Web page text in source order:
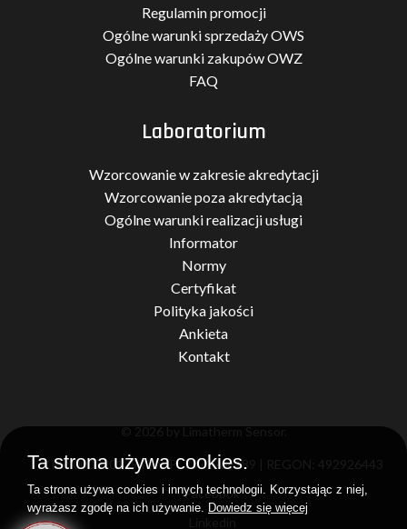
Regulamin promocji
Ogólne warunki sprzedaży OWS
Ogólne warunki zakupów OWZ
FAQ
Laboratorium
Wzorcowanie w zakresie akredytacji
Wzorcowanie poza akredytacją
Ogólne warunki realizacji usługi
Informator
Normy
Certyfikat
Polityka jakości
Ankieta
Kontakt
© 2026 by Limatherm Sensor.
KRS: 0000201394 | NIP: 7371966189 | REGON: 492926443
Facebook
Ta strona używa cookies.
Ta strona używa cookies i innych technologii. Korzystając z niej,
wyrażasz zgodę na ich używanie. Dowiedz się więcej